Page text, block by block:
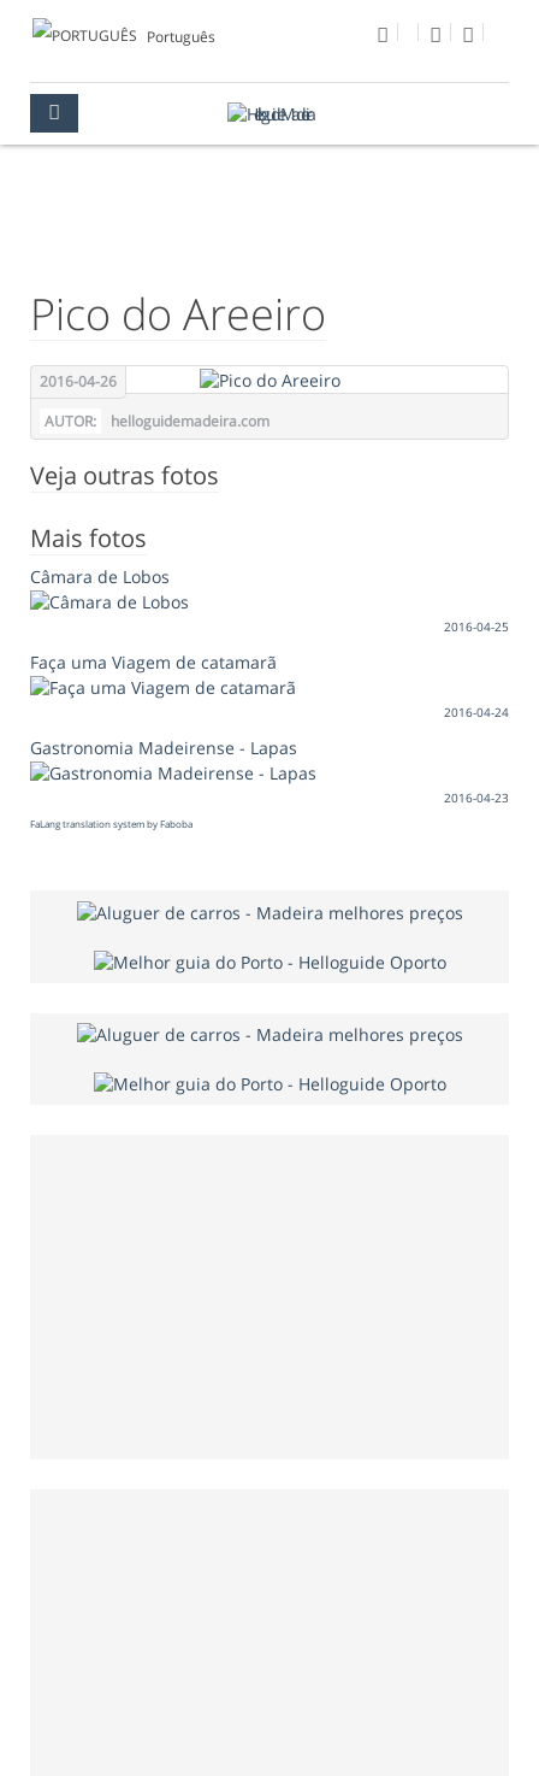
Português
Pico do Areeiro
2016-04-26
AUTOR:
helloguidemadeira.com
Veja outras fotos
Mais fotos
Câmara de Lobos
2016-04-25
Faça uma Viagem de catamarã
2016-04-24
Gastronomia Madeirense - Lapas
2016-04-23
FaLang translation system by Faboba